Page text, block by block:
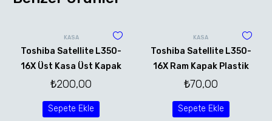
KASA
Toshiba Satellite L350-
16X Üst Kasa Üst Kapak
₺200,00
Sepete Ekle
KASA
Toshiba Satellite L350-
16X Ram Kapak Plastik
₺70,00
Sepete Ekle